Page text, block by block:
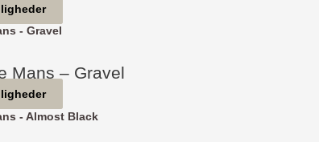
vælges
varesiden
flere
Mulighederne
Mans – Gravel
vare